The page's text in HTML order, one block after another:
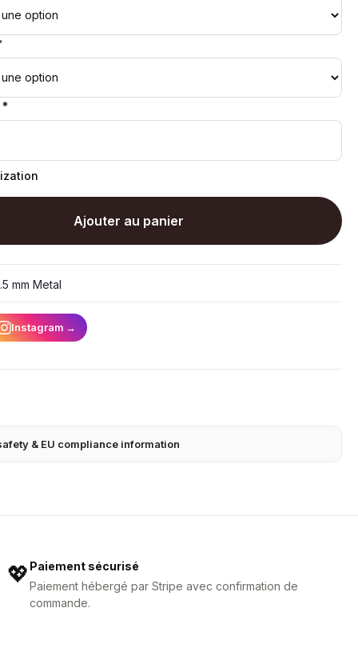
Ajouter au panier
mm Metal
Instagram →
& EU compliance information
💖Paiement sécurisé
Paiement hébergé par Stripe avec confirmation de
commande.